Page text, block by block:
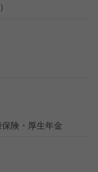
険・厚生年金